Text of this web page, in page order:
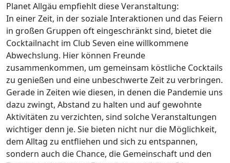
Planet Allgäu empfiehlt diese Veranstaltung:
In einer Zeit, in der soziale Interaktionen und das Feiern
in großen Gruppen oft eingeschränkt sind, bietet die
Cocktailnacht im Club Seven eine willkommene
Abwechslung. Hier können Freunde
zusammenkommen, um gemeinsam köstliche Cocktails
zu genießen und eine unbeschwerte Zeit zu verbringen.
Gerade in Zeiten wie diesen, in denen die Pandemie uns
dazu zwingt, Abstand zu halten und auf gewohnte
Aktivitäten zu verzichten, sind solche Veranstaltungen
wichtiger denn je. Sie bieten nicht nur die Möglichkeit,
dem Alltag zu entfliehen und sich zu entspannen,
sondern auch die Chance, die Gemeinschaft und den